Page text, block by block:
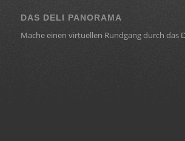
DAS DELI PANORAMA
Mache einen virtuellen Rundgang durch das